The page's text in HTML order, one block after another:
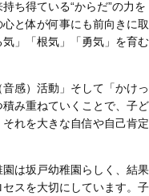
ち得ている“からだ”の力を
と体が何事にも前向きに取
」「根気」「勇気」を育む
感）活動」そして「かけっ
み重ねていくことで、子ど
れを大きな自信や自己肯定
は坂戸幼稚園らしく、結果
スを大切にしています。子